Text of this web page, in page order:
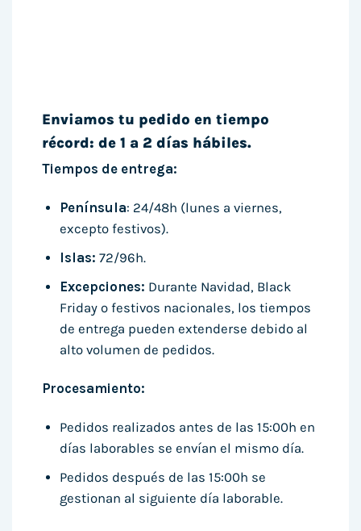
Enviamos tu pedido en tiempo
récord: de 1 a 2 días hábiles.
Tiempos de entrega:
Península: 24/48h (lunes a viernes,
excepto festivos).
Islas: 72/96h.
Excepciones: Durante Navidad, Black
Friday o festivos nacionales, los tiempos
de entrega pueden extenderse debido al
alto volumen de pedidos.
Procesamiento:
Pedidos realizados antes de las 15:00h en
días laborables se envían el mismo día.
Pedidos después de las 15:00h se
gestionan al siguiente día laborable.